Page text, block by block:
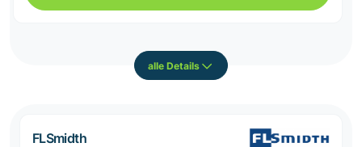
alle Details
FLSmidth